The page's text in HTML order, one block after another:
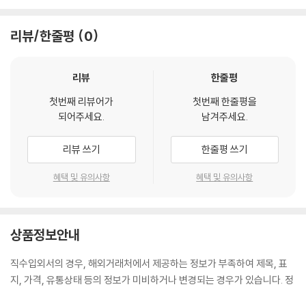
리뷰/한줄평 0
리뷰
첫번째 리뷰어가
되어주세요.
리뷰 쓰기
혜택 및 유의사항
한줄평
첫번째 한줄평을
남겨주세요.
한줄평 쓰기
혜택 및 유의사항
상품정보안내
직수입외서의 경우, 해외거래처에서 제공하는 정보가 부족하여 제목, 표
지, 가격, 유통상태 등의 정보가 미비하거나 변경되는 경우가 있습니다. 정